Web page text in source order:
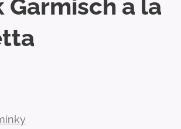
Garmisch a la